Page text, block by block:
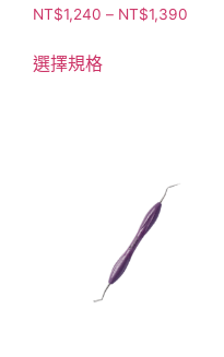
NT$1,240 – NT$1,390
選擇規格